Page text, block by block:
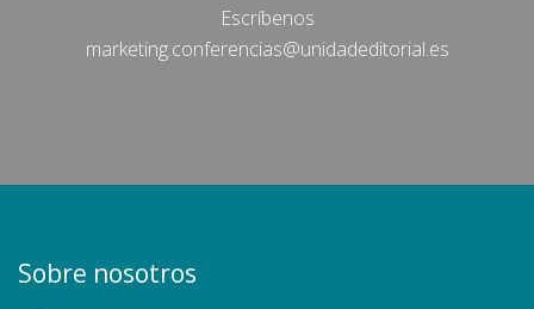
Escríbenos
marketing.conferencias@unidadeditorial.es
Sobre nosotros